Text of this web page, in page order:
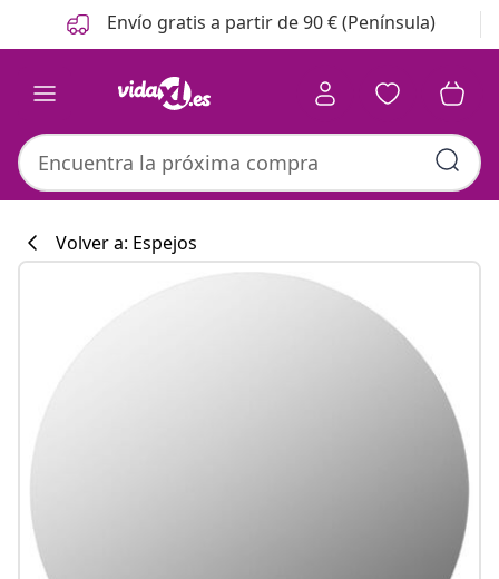
Anterior
Siguiente Envío gratis a partir de 90 € (Península)
Volver a: Espejos